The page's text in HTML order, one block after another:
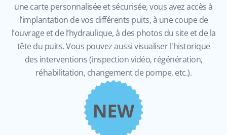
une carte personnalisée et sécurisée, vous avez accès à
l’implantation de vos différents puits, à une coupe de
l’ouvrage et de l’hydraulique, à des photos du site et de la
tête du puits. Vous pouvez aussi visualiser l'historique
des interventions (inspection vidéo, régénération,
réhabilitation, changement de pompe, etc.).